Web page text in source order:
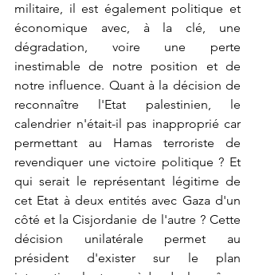
militaire, il est également politique et
économique avec, à la clé, une
dégradation, voire une perte
inestimable de notre position et de
notre influence. Quant à la décision de
reconnaître l'Etat palestinien, le
calendrier n'était-il pas inapproprié car
permettant au Hamas terroriste de
revendiquer une victoire politique ? Et
qui serait le représentant légitime de
cet Etat à deux entités avec Gaza d'un
côté et la Cisjordanie de l'autre ? Cette
décision unilatérale permet au
président d'exister sur le plan